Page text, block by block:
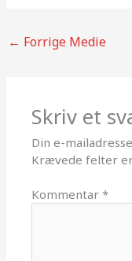
← Forrige Medie
Skriv et
Din e-
Krævede felter
Kommentar*